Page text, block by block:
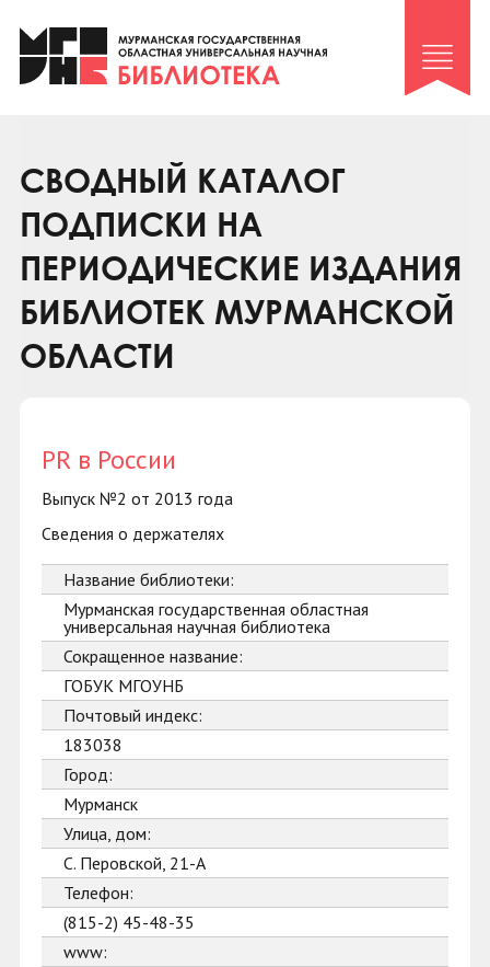
Клуб «Гиря и сельдерей»
Клуб «Семейный архив»
Коллегам
Контакты
СВОДНЫЙ КАТАЛОГ
ПОДПИСКИ НА
ПЕРИОДИЧЕСКИЕ ИЗДАНИЯ
БИБЛИОТЕК МУРМАНСКОЙ
ОБЛАСТИ
PR в России
Выпуск №2 от 2013 года
Сведения о держателях
Название библиотеки:
Мурманская государственная областная
универсальная научная библиотека
Сокращенное название:
ГОБУК МГОУНБ
Почтовый индекс:
183038
Город:
Мурманск
Улица, дом:
С. Перовской, 21-А
Телефон:
(815-2) 45-48-35
www: